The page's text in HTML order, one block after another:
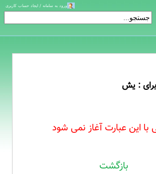
: یش
با این عبارت آغاز نمی شود
بازگشت
ورود به سامانه / ایجاد حساب کاربری